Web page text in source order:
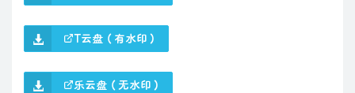
T云盘（有水印）
乐云盘（无水印）